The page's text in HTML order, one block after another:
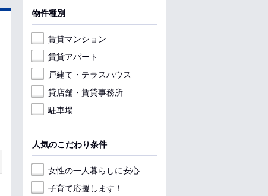
物件種別
賃貸マンション
賃貸アパート
戸建て・テラスハウス
貸店舗・賃貸事務所
駐車場
人気のこだわり条件
女性の一人暮らしに安心
子育て応援します！